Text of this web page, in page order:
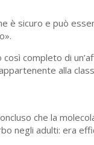
è sicuro e può
completo di
alla
che la
negli adulti: era